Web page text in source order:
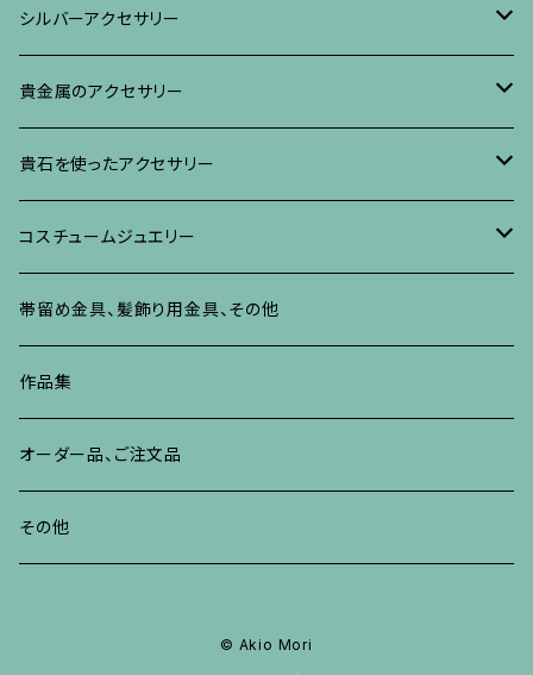
リング
ブレスレット、その他
ネックレス、ペンダント
リング
ブレスレット、その他
ブローチ
イヤリング・ピアス
真珠に蒔絵のアクセサリー
ブローチ
イヤリング、ピアス
水晶に蒔絵のアクセサリー
ブローチ
イヤリング、ピアス
朴の木やポプラに蒔絵のアクセサリー
ブローチ
イヤリング・ピアス
その他の蒔絵のアクセサリー
ブローチ
イヤリング、ピアス
ネックレス、ペンダント
リング
ブレスレット、バングル、その他
シルバーアクセサリー
ブローチ
イヤリング、ピアス
ネックレス、ペンダント
リング
ブレスレット、バングル、その他
貴金属のアクセサリー
ブローチ
イヤリング、ピアス
ネックレス、ペンダント
ブレスレット、その他
リング
貴石を使ったアクセサリー
ブローチ
イヤリング、ピアス
ネックレス、ペンダント
リング
ブレスレット、バングル
コスチュームジュエリー
ブローチ
イヤリング、ピアス
ネックレス、ペンダント
リング
帯留め金具、髪飾り用金具、その他
作品集
オーダー品、ご注文品
その他
© Akio Mori